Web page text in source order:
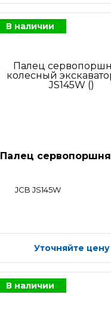
В наличии
Палец сервопоршня
JCB JS145W
Уточняйте цену
В наличии